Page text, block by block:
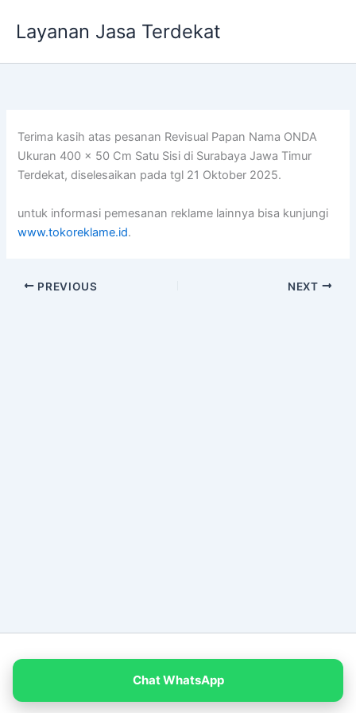
Layanan Jasa Terdekat
Terima kasih atas pesanan Revisual Papan Nama ONDA
Ukuran 400 x 50 Cm Satu Sisi di Surabaya Jawa Timur
Terdekat, diselesaikan pada tgl 21 Oktober 2025.
untuk informasi pemesanan reklame lainnya bisa kunjungi
www.tokoreklame.id.
PREVIOUS NEXT
Chat WhatsApp